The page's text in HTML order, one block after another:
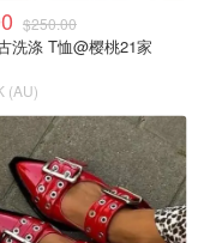
$250.00
洗涤 T恤@樱桃21家
(AU)